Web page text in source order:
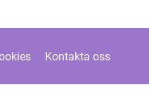
Kontakta oss